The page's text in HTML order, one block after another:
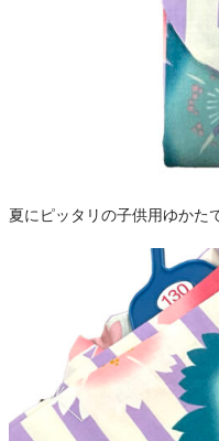
夏にピッタリの子供用ゆかた